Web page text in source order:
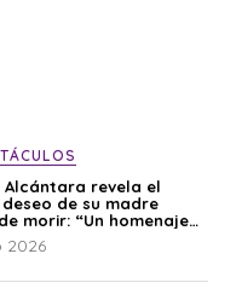
Alcántara revela el
de su madre
morir: “Un homenaje
mamá”
2026